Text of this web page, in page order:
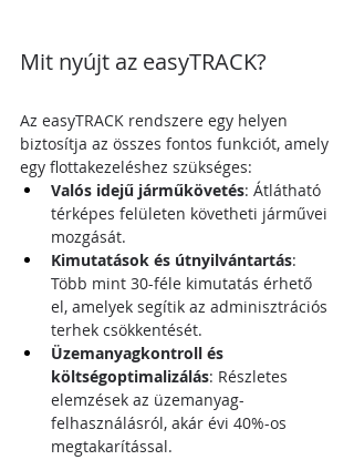
Mit nyújt az easyTRACK?
Az easyTRACK rendszere egy helyen
biztosítja az összes fontos funkciót, amely
egy flottakezeléshez szükséges:
Valós idejű járműkövetés: Átlátható
térképes felületen követheti járművei
mozgását.
Kimutatások és útnyilvántartás:
Több mint 30-féle kimutatás érhető
el, amelyek segítik az adminisztrációs
terhek csökkentését.
Üzemanyagkontroll és
költségoptimalizálás: Részletes
elemzések az üzemanyag-
felhasználásról, akár évi 40%-os
megtakarítással.